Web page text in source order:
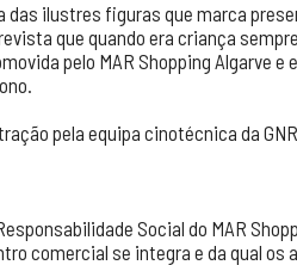
das ilustres figuras que marca
que quando era criança
pelo MAR Shopping Algarve
pela equipa cinotécnica da
Social do MAR
comercial se integra e da qual